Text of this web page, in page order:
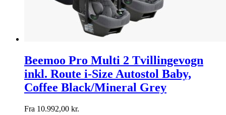
Beemoo Pro Multi 2 Tvillingevogn
inkl. Route i-Size Autostol Baby,
Coffee Black/Mineral Grey
Fra 10.992,00 kr.